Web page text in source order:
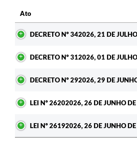
Ato
DECRETO Nº 342026, 21 DE
DECRETO Nº 312026, 01 DE
DECRETO Nº 292026, 29 DE
LEI Nº 26202026, 26 DE JUNHO
LEI Nº 26192026, 26 DE JUNHO